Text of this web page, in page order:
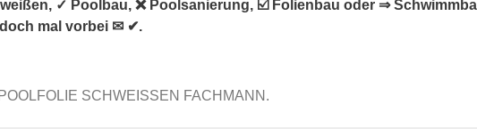
✓ Poolbau, ❌ Poolsanierung, ☑️ Folienbau oder ⇒
mal vorbei ✉ ✔.
SCHWEISSEN FACHMANN.